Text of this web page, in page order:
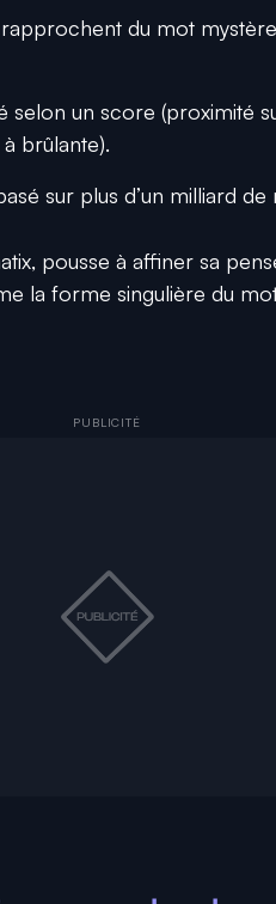
du mot mystère
selon un score (proximité
brûlante).
sur plus d’un milliard
pousse à affiner sa
la forme singulière du